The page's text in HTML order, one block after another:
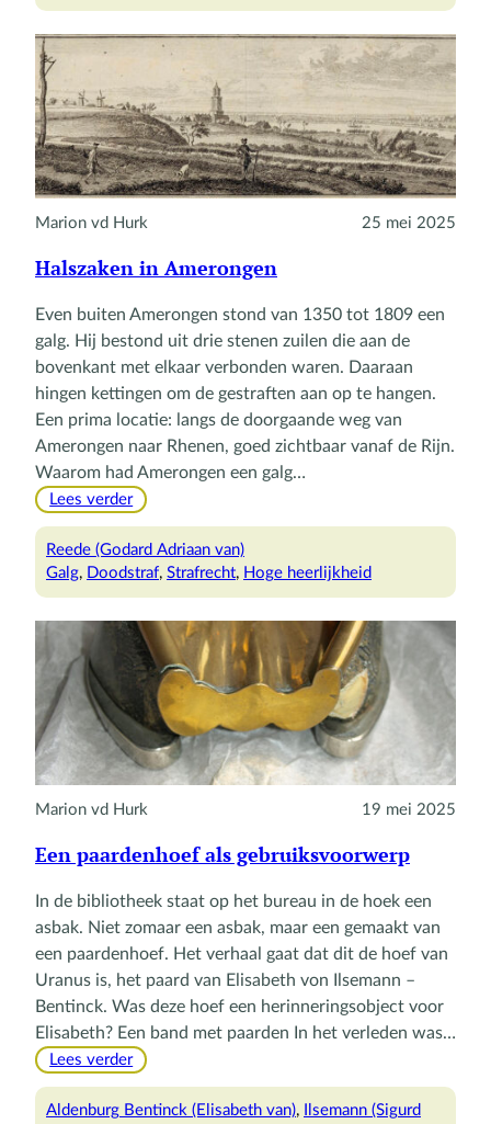
kwestie)
Marion vd Hurk 25 mei 2025
Halszaken in Amerongen
Even buiten Amerongen stond van 1350 tot 1809 een
galg. Hij bestond uit drie stenen zuilen die aan de
bovenkant met elkaar verbonden waren. Daaraan
hingen kettingen om de gestraften aan op te hangen.
Een prima locatie: langs de doorgaande weg van
Amerongen naar Rhenen, goed zichtbaar vanaf de Rijn.
Waarom had Amerongen een galg…
Lees verder:
in
Amerongen
Reede (Godard Adriaan van)
Galg, Doodstraf, Strafrecht, Hoge heerlijkheid
Marion vd Hurk 19 mei 2025
Een paardenhoef als gebruiksvoorwerp
In de bibliotheek staat op het bureau in de hoek een
asbak. Niet zomaar een asbak, maar een gemaakt van
een paardenhoef. Het verhaal gaat dat dit de hoef van
Uranus is, het paard van Elisabeth von Ilsemann –
Bentinck. Was deze hoef een herinneringsobject voor
Elisabeth? Een band met paarden In het verleden was…
Lees verder:
paardenhoef
Aldenburg Bentinck (Elisabeth van),
Ilsemann (Sigurd